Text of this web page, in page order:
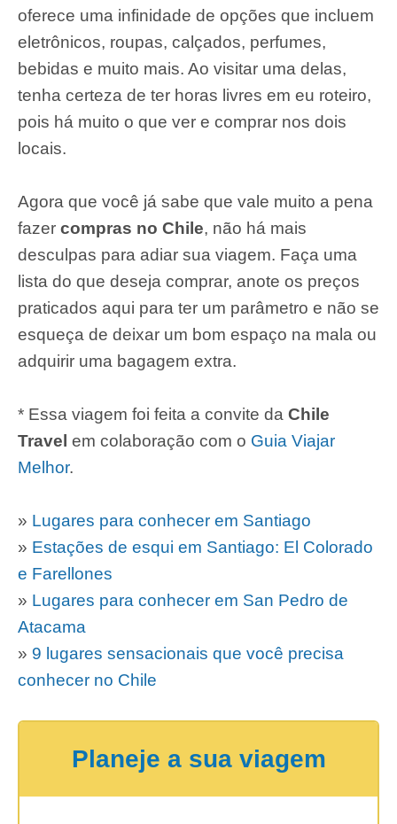
oferece uma infinidade de opções que incluem
eletrônicos, roupas, calçados, perfumes,
bebidas e muito mais. Ao visitar uma delas,
tenha certeza de ter horas livres em eu roteiro,
pois há muito o que ver e comprar nos dois
locais.
Agora que você já sabe que vale muito a pena
fazer compras no Chile, não há mais
desculpas para adiar sua viagem. Faça uma
lista do que deseja comprar, anote os preços
praticados aqui para ter um parâmetro e não se
esqueça de deixar um bom espaço na mala ou
adquirir uma bagagem extra.
* Essa viagem foi feita a convite da Chile
Travel em colaboração com o Guia Viajar
Melhor.
» Lugares para conhecer em Santiago
» Estações de esqui em Santiago: El Colorado
e Farellones
» Lugares para conhecer em San Pedro de
Atacama
» 9 lugares sensacionais que você precisa
conhecer no Chile
Planeje a sua viagem